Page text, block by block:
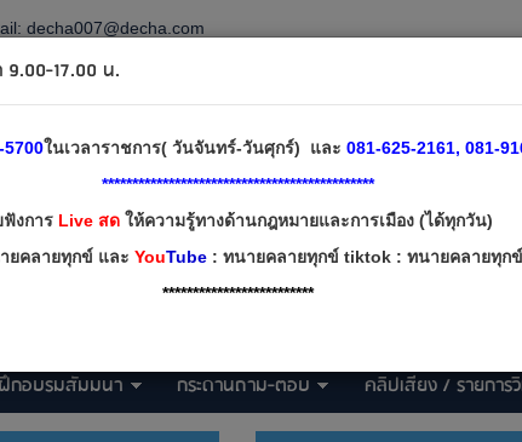
decha007@decha.com
กอบรมสัมมนา กระดานถาม-ตอบ คลิปเสียง / รายการ
9.00-17.00 น.
5700ในเวลาราชการ( วันจันทร์-วันศุกร์) และ 081-625-2161, 081-
*********************************************
งการLive สดให้ความรู้ทางด้านกฎหมายและการเมือง (ได้ทุกวัน)
ยคลายทุกข์ และ YouTube: ทนายคลายทุกข์ tiktok : ทนายคลายทุก
*************************